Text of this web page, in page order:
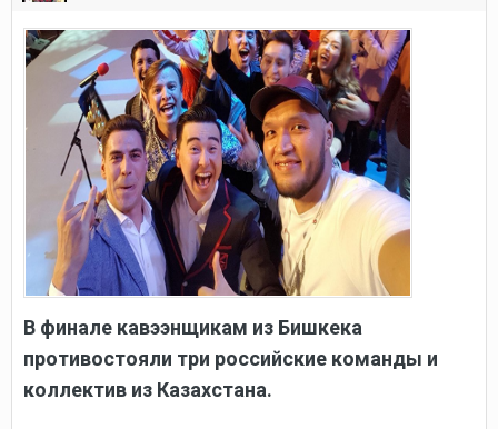
В финале кавээнщикам из Бишкека
противостояли три российские команды и
коллектив из Казахстана.